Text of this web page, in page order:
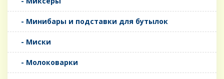
- Минибары и подставки для бутылок
- Миски
- Молоковарки